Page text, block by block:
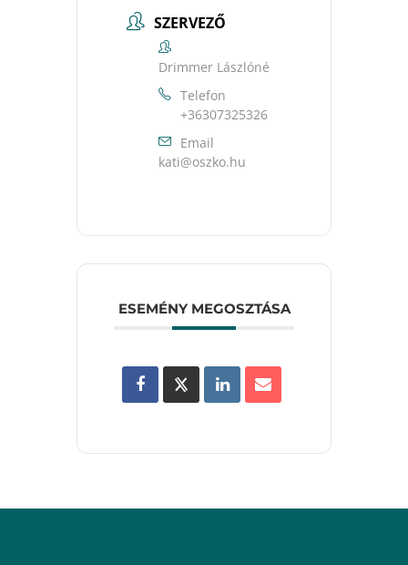
SZERVEZŐ
Drimmer Lászlóné
Telefon
+36307325326
Email
uh.okzso@itak
ESEMÉNY MEGOSZTÁSA